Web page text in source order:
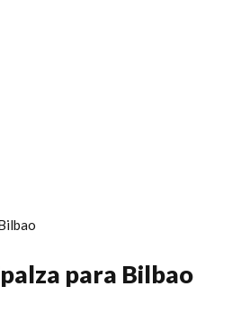
para Bilbao